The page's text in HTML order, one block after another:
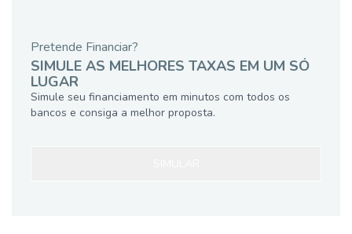
Pretende Financiar?
SIMULE AS MELHORES TAXAS EM UM SÓ
LUGAR
Simule seu financiamento em minutos com todos os
bancos e consiga a melhor proposta.